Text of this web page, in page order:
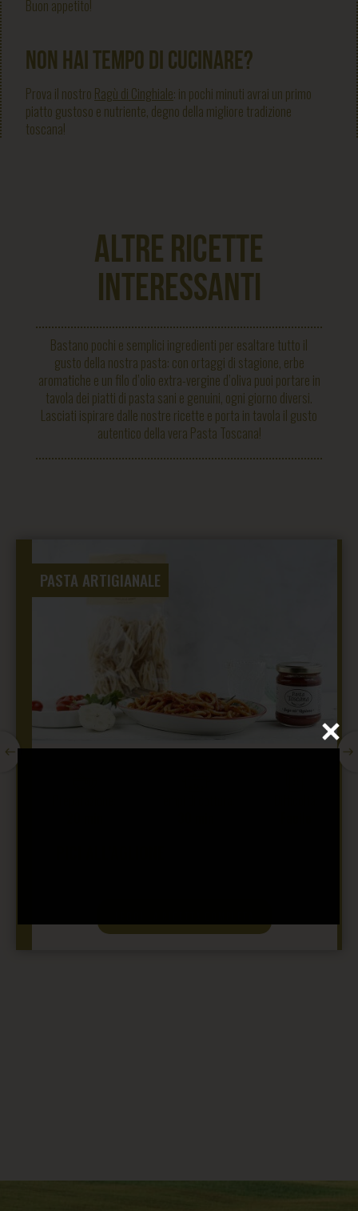
Buon appetito!
Non hai tempo di cucinare?
Prova il nostro Ragù di Cinghiale: in pochi minuti avrai un primo
piatto gustoso e nutriente, degno della migliore tradizione
toscana!
ALTRE RICETTE
INTERESSANTI
Bastano pochi e semplici ingredienti per esaltare tutto il
gusto della nostra pasta: con ortaggi di stagione, erbe
aromatiche e un filo d’olio extra-vergine d’oliva puoi portare in
tavola dei piatti di pasta sani e genuini, ogni giorno diversi.
Lasciati ispirare dalle nostre ricette e porta in tavola il gusto
autentico della vera Pasta Toscana!
PASTA ARTIGIANALE